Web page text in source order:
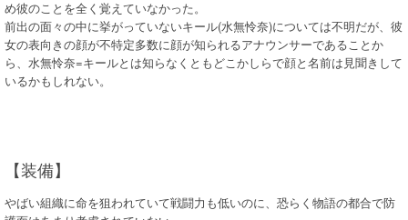
め彼のことを全く覚えていなかった。
前出の面々の中に挙がっていないキール(水無怜奈)については不明だが、彼
女の表向きの顔が不特定多数に顔が知られるアナウンサーであることか
ら、水無怜奈=キールとは知らなくともどこかしらで顔と名前は見聞きして
いるかもしれない。
【装備】
やばい組織に命を狙われていて戦闘力も低いのに、恐らく物語の都合で防